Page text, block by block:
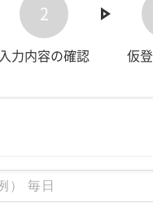
2
入力内容の確認 仮